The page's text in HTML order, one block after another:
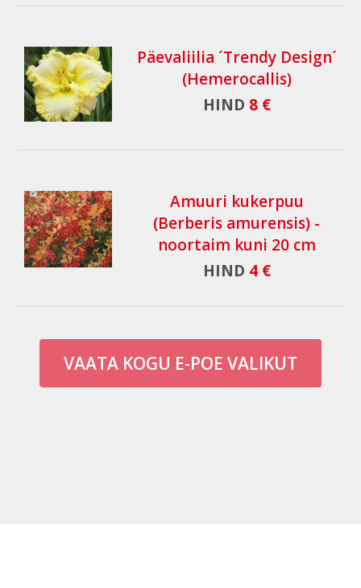
Päevaliilia ´Trendy Design´
(Hemerocallis)
HIND 8 €
Amuuri kukerpuu
(Berberis amurensis) -
noortaim kuni 20 cm
HIND 4 €
VAATA KOGU E-POE VALIKUT